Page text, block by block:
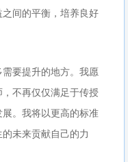
间的平衡，培养良好
要提升的地方。我愿
不再仅仅满足于传授
。我将以更高的标准
未来贡献自己的力